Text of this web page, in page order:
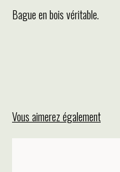
Bague en bois véritable.
Vous aimerez également